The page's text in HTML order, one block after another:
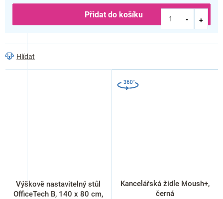
Přidat do košíku
Hlídat
Výškově nastavitelný stůl
OfficeTech B, 140 x 80 cm,
Kancelářská židle Moush+,
černá